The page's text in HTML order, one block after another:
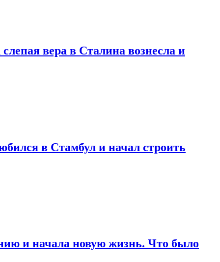
вера в Сталина вознесла и
в Стамбул и начал строить
и начала новую жизнь. Что было